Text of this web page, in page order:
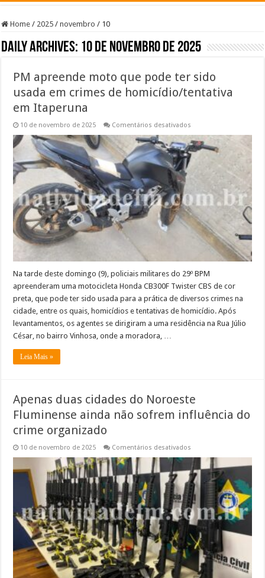
Home / 2025 / novembro / 10
Daily Archives: 10 de novembro de 2025
PM apreende moto que pode ter sido
usada em crimes de homicídio/tentativa
em Itaperuna
10 de novembro de 2025 Comentários desativados
apreende
moto
que
pode
em
crimes
de
homicídio/tentativa
em
Itaperuna
Na tarde deste domingo (9), policiais militares do 29º BPM
apreenderam uma motocicleta Honda CB300F Twister CBS de cor
preta, que pode ter sido usada para a prática de diversos crimes na
cidade, entre os quais, homicídios e tentativas de homicídio. Após
levantamentos, os agentes se dirigiram a uma residência na Rua Júlio
César, no bairro Vinhosa, onde a moradora, …
Leia Mais »
Apenas duas cidades do Noroeste
Fluminense ainda não sofrem influência do
crime organizado
10 de novembro de 2025 Comentários desativados
duas
cidades
do
Noroeste
Fluminense
ainda
não
sofrem
influência
do
crime
organizado